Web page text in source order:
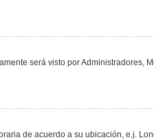
será visto por Administradores,
de acuerdo a su ubicación, e.j.